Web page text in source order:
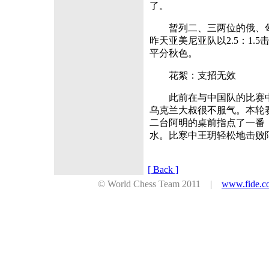
了。
暂列二、三两位的俄、匈
昨天亚美尼亚队以2.5：1.5
平分秋色。
花絮：支招无效
此前在与中国队的比赛中
乌克兰大叔很不服气。本
二台阿明的桌前指点了一
水。比寒中王玥轻松地击败
[ Back ]
© World Chess Team 2011 |